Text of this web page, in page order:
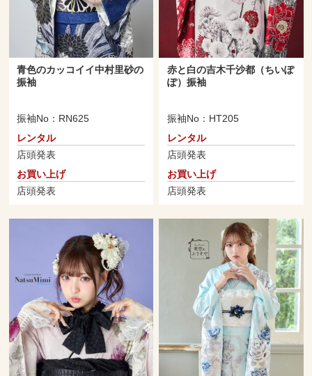
青色のカッコイイ中村里砂の
振袖
振袖No：RN625
レンタル
店頭発表
お買い上げ
店頭発表
赤と白の吉木千沙都（ちいぽ
ぽ）振袖
振袖No：HT205
レンタル
店頭発表
お買い上げ
店頭発表